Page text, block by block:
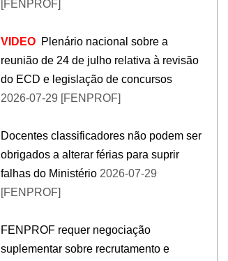
[FENPROF]
VIDEO Plenário nacional sobre a
reunião de 24 de julho relativa à revisão
do ECD e legislação de concursos
2026-07-29 [FENPROF]
Docentes classificadores não podem ser
obrigados a alterar férias para suprir
falhas do Ministério 2026-07-29
[FENPROF]
FENPROF requer negociação
suplementar sobre recrutamento e